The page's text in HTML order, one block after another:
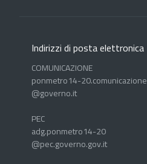
Indirizzi di posta elettronica
COMUNICAZIONE
ponmetro14-20.comunicazione
@governo.it
PEC
adg.ponmetro14-20
@pec.governo.gov.it